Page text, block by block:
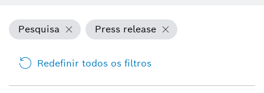
Pesquisa Press release
Redefinir todos os filtros